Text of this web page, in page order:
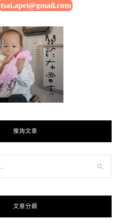
tsai.apei@gmail.com
搜詢文章
文章分類